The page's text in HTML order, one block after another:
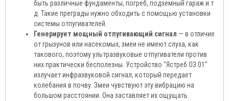
быть различные фундаменты, погреб, подземный гараж и т
д. Такие преграды нужно обходить с помощью установки
системы отпугивателей.
Генерирует мощный отпугивающий сигнал — в отличие
от грызунов или насекомых, змеи не имеют слуха, как
такового, поэтому ультразвуковые отпугиватели против
них практически бесполезны. Устройство "Ястреб ОЗ 01"
излучает инфразвуковой сигнал, который передает
колебания в почву. Змеи чувствуют эту вибрацию на
большом расстоянии. Она заставляет их ощущать